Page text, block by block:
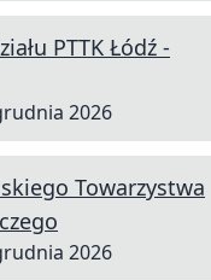
PTTK Łódź -
2026
Towarzystwa
2026